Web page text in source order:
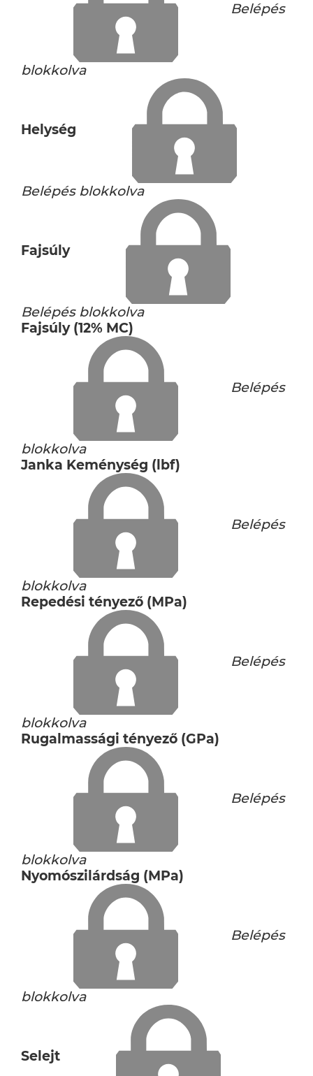
Belépés
blokkolva
Helység
Belépés blokkolva
Fajsúly
Belépés blokkolva
Fajsúly (12% MC)
Belépés
blokkolva
Janka Keménység (lbf)
Belépés
blokkolva
Repedési tényező (MPa)
Belépés
blokkolva
Rugalmassági tényező (GPa)
Belépés
blokkolva
Nyomószilárdság (MPa)
Belépés
blokkolva
Selejt